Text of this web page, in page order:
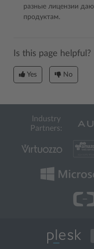
разные лицензии
продуктам.
Is this page helpful?
Yes No
Industry
Partners: